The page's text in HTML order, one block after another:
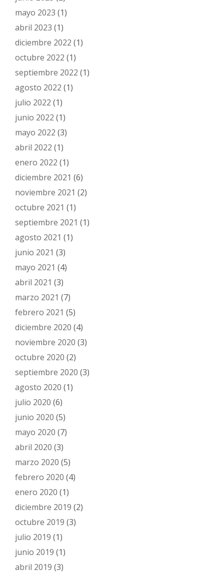
mayo 2023 (1)
abril 2023 (1)
diciembre 2022 (1)
octubre 2022 (1)
septiembre 2022 (1)
agosto 2022 (1)
julio 2022 (1)
junio 2022 (1)
mayo 2022 (3)
abril 2022 (1)
enero 2022 (1)
diciembre 2021 (6)
noviembre 2021 (2)
octubre 2021 (1)
septiembre 2021 (1)
agosto 2021 (1)
junio 2021 (3)
mayo 2021 (4)
abril 2021 (3)
marzo 2021 (7)
febrero 2021 (5)
diciembre 2020 (4)
noviembre 2020 (3)
octubre 2020 (2)
septiembre 2020 (3)
agosto 2020 (1)
julio 2020 (6)
junio 2020 (5)
mayo 2020 (7)
abril 2020 (3)
marzo 2020 (5)
febrero 2020 (4)
enero 2020 (1)
diciembre 2019 (2)
octubre 2019 (3)
julio 2019 (1)
junio 2019 (1)
abril 2019 (3)